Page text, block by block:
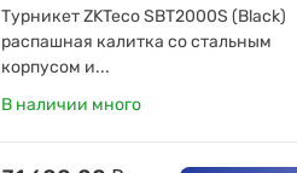
Турникет ZKTeco SBT2000S (Black)
распашная калитка со стальным
корпусом и...
В наличии много